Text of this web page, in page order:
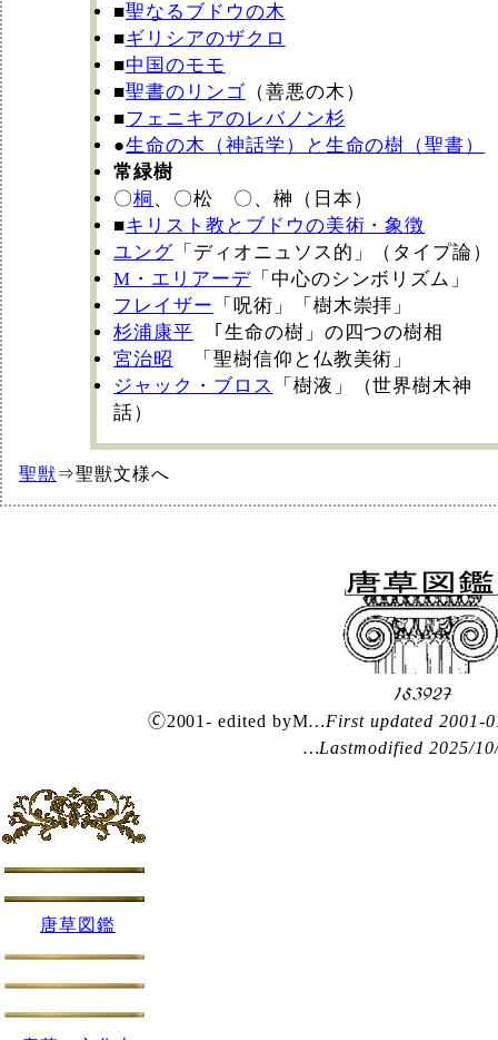
■聖なるブドウの木
■ギリシアのザクロ
■中国のモモ
■聖書のリンゴ （善悪の木）
■フェニキアのレバノン杉
●生命の木（神話学）と生命の樹（聖書）
常緑樹
〇桐 、〇松 〇、榊（日本）
■キリスト教とブドウの美術・象徴
ユング「ディオニュソス的」（タイプ論）
M・エリアーデ「中心のシンボリズム」
フレイザー 「呪術」「樹木崇拝」
杉浦康平 ｢生命の樹」の四つの樹相
宮治昭 「聖樹信仰と仏教美術」
ジャック・ブロス
「樹液」（世界樹木神
話）
聖獣⇒聖獣文様へ
🄫2001- edited byM…First updated 2001-
…Lastmodified 2025/
唐草図鑑